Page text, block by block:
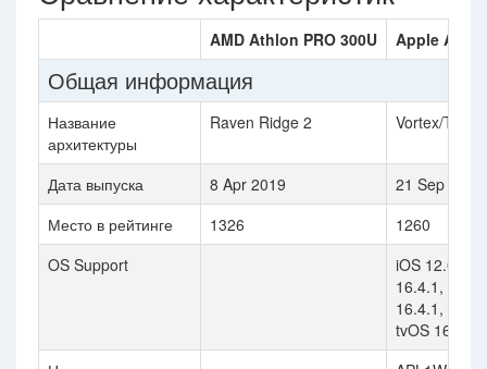
AMD Athlon PRO 300U Apple A12
Общая информация
Название
архитектуры
Raven Ridge 2 Vortex/
Дата выпуска 8 Apr 2019
21 Sep 2018
Место в рейтинге
1326
1260
OS Support
iOS 12.0,
16.4.1,
16.4.1, tvOS
tvOS 16.2